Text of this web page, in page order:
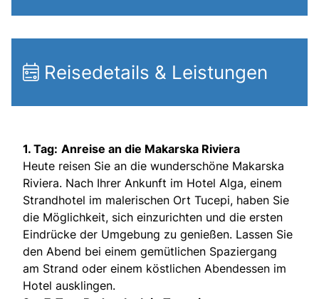
Reisedetails & Leistungen
1. Tag: Anreise an die Makarska Riviera
Heute reisen Sie an die wunderschöne Makarska
Riviera. Nach Ihrer Ankunft im Hotel Alga, einem
Strandhotel im malerischen Ort Tucepi, haben Sie
die Möglichkeit, sich einzurichten und die ersten
Eindrücke der Umgebung zu genießen. Lassen Sie
den Abend bei einem gemütlichen Spaziergang
am Strand oder einem köstlichen Abendessen im
Hotel ausklingen.